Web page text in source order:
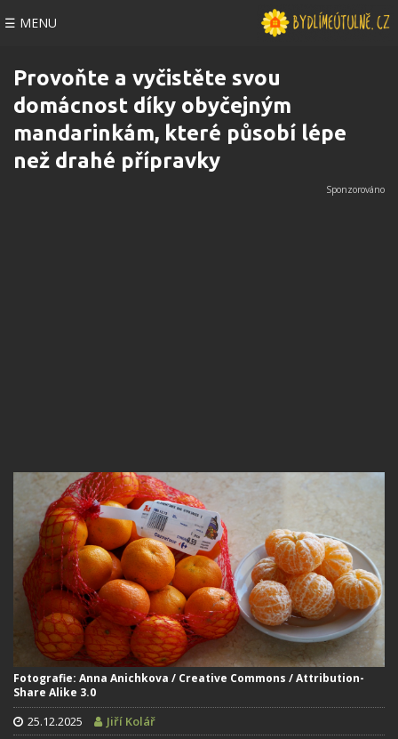
☰ MENU
Provoňte a vyčistěte svou
domácnost díky obyčejným
mandarinkám, které působí lépe
než drahé přípravky
Fotografie: Anna Anichkova / Creative Commons / Attribution-
Share Alike 3.0
25.12.2025 Jiří Kolář